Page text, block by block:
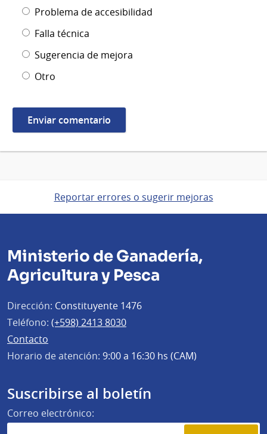
Problema de accesibilidad
Falla técnica
Sugerencia de mejora
Otro
Reportar errores o sugerir mejoras
Ministerio de Ganadería,
Agricultura y Pesca
Dirección: Constituyente 1476
Teléfono: (+598) 2413 8030
Contacto
Horario de atención: 9:00 a 16:30 hs (CAM)
Suscribirse al boletín
Correo electrónico: